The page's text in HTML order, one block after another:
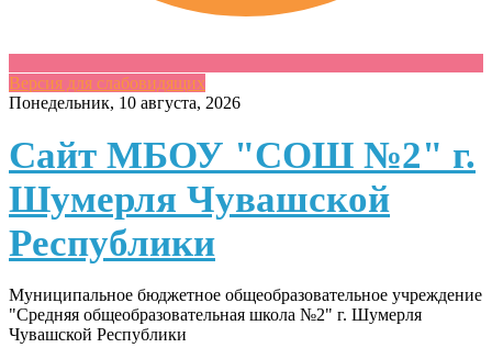
Версия для слабовидящих
Skip
content
Понедельник, 10 августа, 2026
Сайт МБОУ "СОШ №2" г.
Шумерля Чувашской
Республики
Муниципальное бюджетное общеобразовательное учреждение
"Средняя общеобразовательная школа №2" г. Шумерля
Чувашской Республики